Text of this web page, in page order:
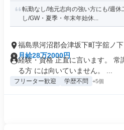
転勤なし/地元志向の強い方にも/週休
し/GW・夏季・年末年始休...
福島県河沼郡会津坂下町字舘ノ下
月給28万2000円
経験・資格 正直に言います。 常
る方 には向いていません。 ...
フリーター歓迎 学歴不問 +5個